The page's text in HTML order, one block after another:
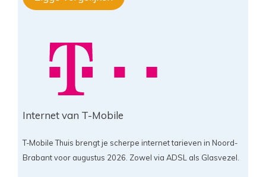
Internet van T-Mobile
T-Mobile Thuis brengt je scherpe internet tarieven in Noord-
Brabant voor augustus 2026. Zowel via ADSL als Glasvezel.